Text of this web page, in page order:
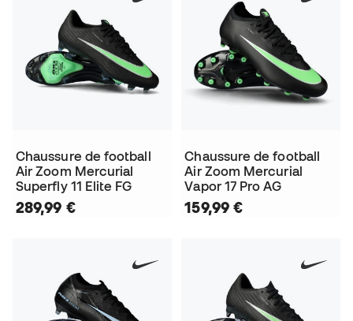
Chaussure de football
Air Zoom Mercurial
Superfly 11 Elite FG
289,99 €
Chaussure de football
Air Zoom Mercurial
Vapor 17 Pro AG
159,99 €